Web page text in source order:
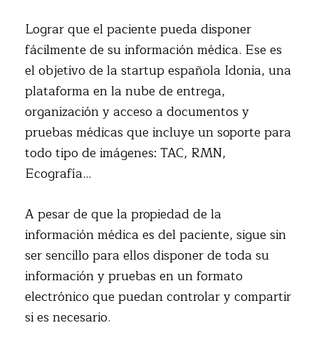
Lograr que el paciente pueda disponer
fácilmente de su información médica. Ese es
el objetivo de la startup española Idonia, una
plataforma en la nube de entrega,
organización y acceso a documentos y
pruebas médicas que incluye un soporte para
todo tipo de imágenes: TAC, RMN,
Ecografía…
A pesar de que la propiedad de la
información médica es del paciente, sigue sin
ser sencillo para ellos disponer de toda su
información y pruebas en un formato
electrónico que puedan controlar y compartir
si es necesario.